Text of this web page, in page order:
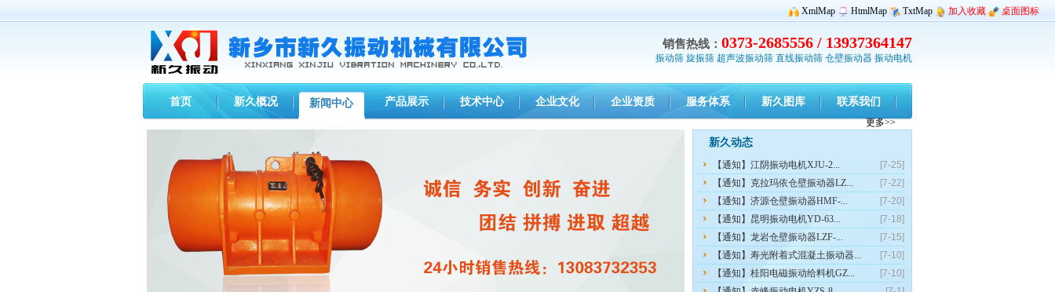
XmlMap HtmlMap TxtMap 加入收藏 桌面图标
销售热线： 0373-2685556 / 13937364147
振动筛 旋振筛 超声波振动筛 直线振动筛 仓壁振动器 振动电机
首页 新久概况 新闻中心 产品展示 技术中心 企业文化 企业资质 服务体系 新久图库 联系我们
新久动态
更多>>
[7-25]
【通知】江阴振动电机XJU-2...
[7-22]
【通知】克拉玛依仓壁振动器LZ...
[7-20]
【通知】济源仓壁振动器HMF-...
[7-18]
【通知】昆明振动电机YD-63...
[7-15]
【通知】龙岩仓壁振动器LZF-...
[7-10]
【通知】寿光附着式混凝土振动器...
[7-10]
【通知】桂阳电磁振动给料机GZ...